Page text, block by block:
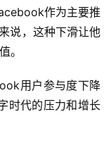
作为主要推
说，这种下滑让他
。
用户参与度下降
时代的压力和增长